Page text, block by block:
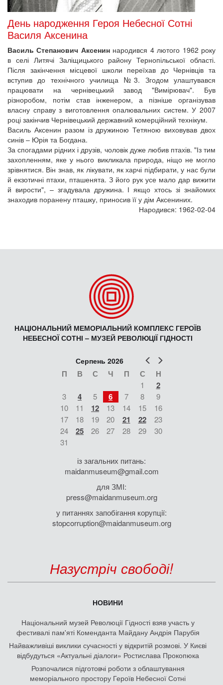
День народження Героя Небесної Сотні
Василя Аксенина
Василь Степанович Аксениннародився 4 лютого 1962 року
в селі Литячі Заліщицького району Тернопільської області.
Після закінчення місцевої школи переїхав до Чернівців та
вступив до технічного училища №3. Згодом улаштувався
працювати на чернівецький завод "Вимірювач". Був
різноробом, потім став інженером, а пізніше організував
власну справу з виготовлення опалювальних систем. У 2007
році закінчив Чернівецький державний комерційний технікум.
Василь Аксенин разом із дружиною Тетяною виховував двох
синів – Юрія та Богдана.
За спогадами рідних і друзів, чоловік дуже любив птахів. "Із тим
захопленням, яке у нього викликала природа, ніщо не могло
зрівнятися. Він знав, як лікувати, як харчі підбирати, у нас були
й екзотичні птахи, пташенята. З його рук усе мало дар вижити
й вирости", – згадувала дружина. І якщо хтось зі знайомих
знаходив поранену пташку, приносив її у дім Аксениних.
Народився: 1962-02-04
НАЦІОНАЛЬНИЙ МЕМОРІАЛЬНИЙ КОМПЛЕКС ГЕРОЇВ
НЕБЕСНОЇ СОТНІ – МУЗЕЙ РЕВОЛЮЦІЇ ГІДНОСТІ
Попер
Серпень 2026
П В С Ч П С Н
1 2
3 4 5 6 7 8
9
10
11 12 13 14 15
16
17
18 19 20 21 22
23
24
25 26 27 28 29
30
31
із загальних питань:
maidanmuseum@gmail.com
для ЗМІ:
press@maidanmuseum.org
у питаннях запобігання корупції:
stopcorruption@maidanmuseum.org
Назустріч свободі!
НОВИНИ
Національний музей Революції Гідності взяв участь у
фестивалі пам'яті Коменданта Майдану Андрія Парубія
Найважливіші виклики сучасності у відкритій розмові. У Києві
відбудуться «Актуальні діалоги» Ростислава Прокопюка
Розпочалися підготовчі роботи з облаштування
меморіального простору Героїв Небесної Сотні